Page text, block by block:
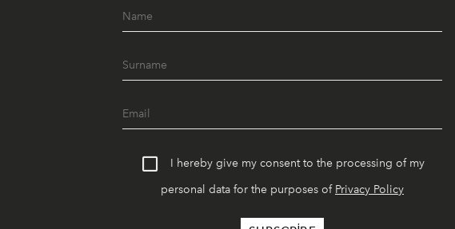
I hereby give my consent to the processing of my
personal data for the purposes of Privacy Policy